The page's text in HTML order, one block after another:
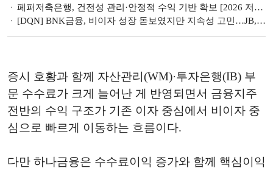
페퍼저축은행, 건전성 관리·안정적 수익 기반 확보 [2026 저축은행 경영전략]
[DQN] BNK금융, 비이자 성장 돋보였지만 지속성 고민…JB, 충당금에 ‘발목’
증시 호황과 함께 자산관리(WM)·투자은행(IB) 부
문 수수료가 크게 늘어난 게 반영되면서 금융지주
전반의 수익 구조가 기존 이자 중심에서 비이자 중
심으로 빠르게 이동하는 흐름이다.
다만 하나금융은 수수료이익 증가와 함께 핵심이익